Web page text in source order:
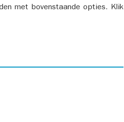
met bovenstaande opties. Klik